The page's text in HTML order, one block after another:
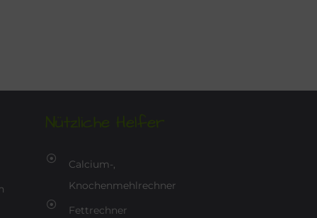
Nützliche Helfer
Calcium-,
Knochenmehlrechner
Fettrechner